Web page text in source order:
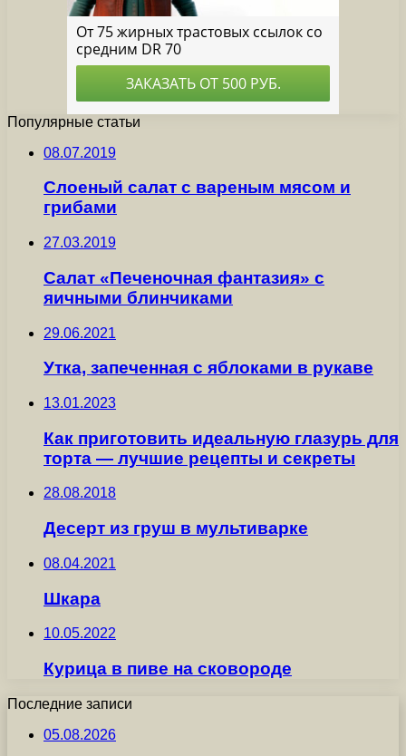
Популярные статьи
08.07.2019
Слоеный салат с вареным мясом и
грибами
27.03.2019
Салат «Печеночная фантазия» с
яичными блинчиками
29.06.2021
Утка, запеченная с яблоками в рукаве
13.01.2023
Как приготовить идеальную глазурь для
торта — лучшие рецепты и секреты
28.08.2018
Десерт из груш в мультиварке
08.04.2021
Шкара
10.05.2022
Курица в пиве на сковороде
Последние записи
05.08.2026